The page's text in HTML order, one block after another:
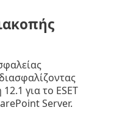
για το ESET
Server.